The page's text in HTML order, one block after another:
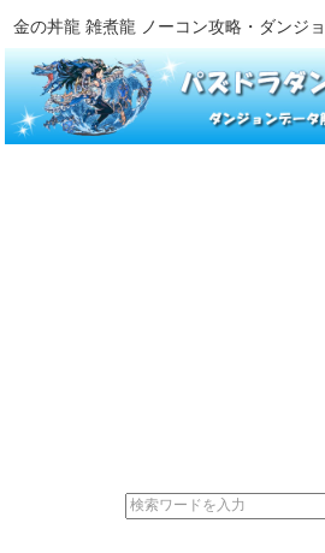
金の丼龍 雑煮龍 ノーコン攻略・ダンジ